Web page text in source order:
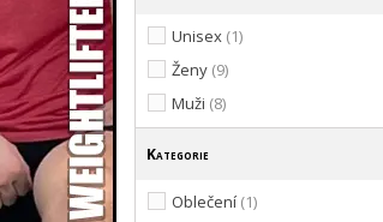
Unisex (1)
Ženy (9)
Muži (8)
Kategorie
Oblečení (1)